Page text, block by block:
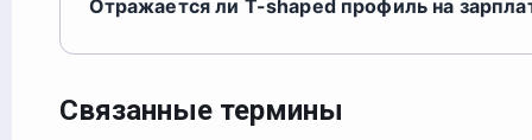
Отражается ли T-shaped профиль на
Связанные термины